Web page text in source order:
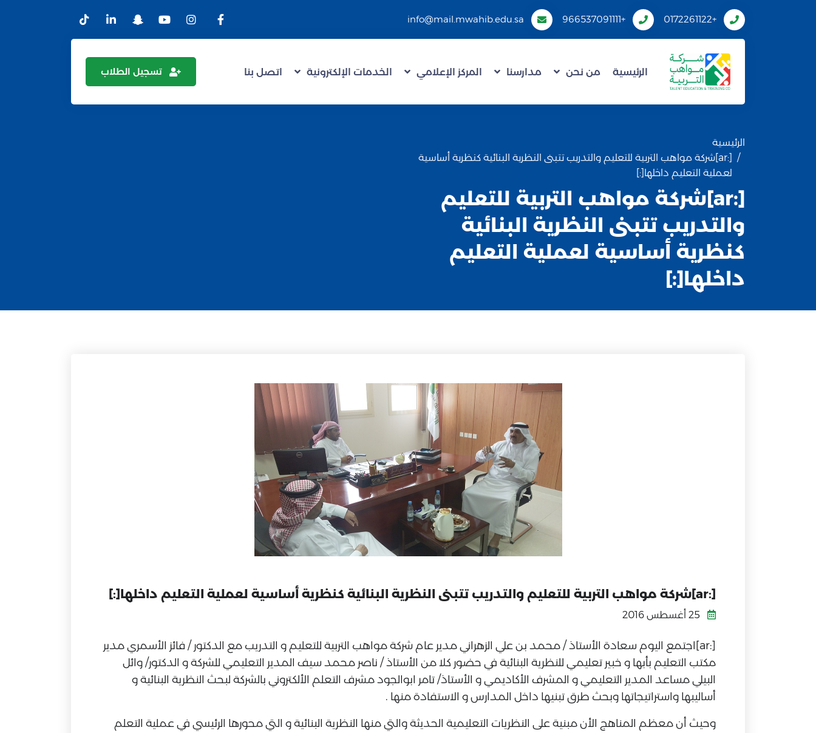
+0172261122
+966537091111
info@mail.mwahib.edu.sa
الرئيسية من نحن مدارسنا المركز الإعلامي الخدمات الإلكترونية اتصل بنا تسجيل الطلاب
الرئيسية
[:ar]شركة مواهب التربية للتعليم والتدريب تتبنى النظرية البنائية كنظرية أساسية
لعملية التعليم داخلها[:]
[:ar]شركة مواهب التربية للتعليم
والتدريب تتبنى النظرية البنائية
كنظرية أساسية لعملية التعليم
داخلها[:]
[:ar]شركة مواهب التربية للتعليم والتدريب تتبنى النظرية البنائية كنظرية أساسية لعملية التعليم داخلها[:]
[:ar]اجتمع اليوم سعادة الأستاذ / محمد بن علي الزهراني مدير عام شركة مواهب التربية للتعليم و التدريب مع الدكتور / فائز الأسمري مدير
مكتب التعليم بأبها و خبير تعليمي للنظرية البنائية في حضور كلا من الأستاذ / ناصر محمد سيف المدير التعليمي للشركة و الدكتور/ وائل
البيلي مساعد المدير التعليمي و المشرف الأكاديمي و الأستاذ/ تامر ابوالجود مشرف التعلم الألكتروني بالشركة لبحث النظرية البنائية و
أساليبها واستراتيجاتها وبحث طرق تبنيها داخل المدارس و الاستفادة منها .
وحيث أن معظم المناهج الأن مبنية على النظريات التعليمية الحديثة والتي منها النظرية البنائية و التي محورها الرئيسي في عملية التعلم